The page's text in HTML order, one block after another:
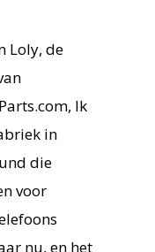
Loly, de
Ik
in
die
voor
nu, en het